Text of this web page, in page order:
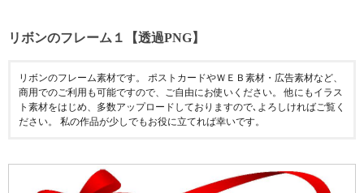
リボンのフレーム１【透過PNG】
リボンのフレーム素材です。 ポストカードやＷＥＢ素材・広告素材など、
商用でのご利用も可能ですので、ご自由にお使いください。 他にもイラス
ト素材をはじめ、多数アップロードしておりますので､よろしければご覧く
ださい。 私の作品が少しでもお役に立てれば幸いです。